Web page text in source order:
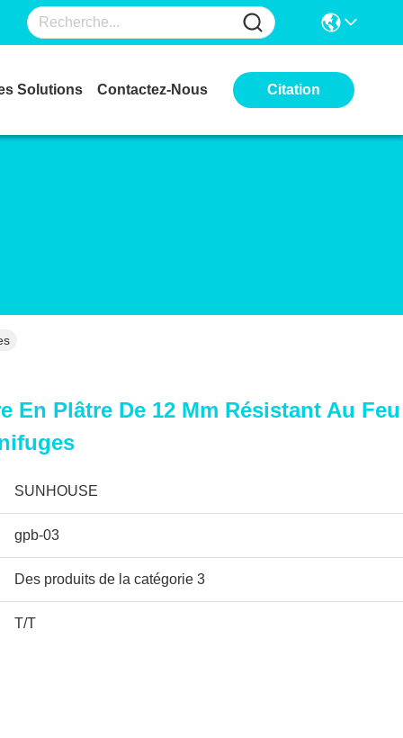
Solutions Contactez-Nous Citation
En Plâtre De 12 Mm Résistant Au Feu
SUNHOUSE
gpb-03
Des produits de la catégorie 3
T/T